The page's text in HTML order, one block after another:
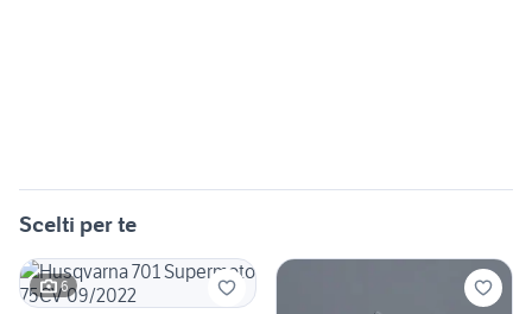
Scelti per te
6